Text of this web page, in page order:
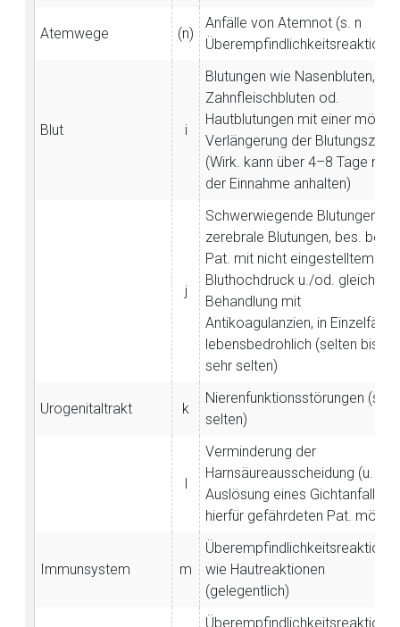
Atemwege (n)
Anfälle von Atemnot (s. n
Blut i
Blutungen wie Nasenbluten,
Zahnfleischbluten od.
Hautblutungen mit einer mögl.
Verlängerung der Blutungszeit
(Wirk. kann über 4–8 Tage
der Einnahme anhalten)
j
Schwerwiegende Blutungen
zerebrale Blutungen, bes. bei
Pat. mit nicht eingestelltem
Bluthochdruck u./od. gleichz.
Behandlung mit
Antikoagulanzien, in Einzelfällen
lebensbedrohlich (selten bis
sehr selten)
Urogenitaltrakt k
Nierenfunktionsstörungen (sehr
selten)
l
Verminderung der
Harnsäureausscheidung (u. U.
Auslösung eines Gichtanfalls
hierfür gefährdeten Pat. mögl.)
Immunsystem m
wie Hautreaktionen
(gelegentlich)
Aufruf einer externen Seite
Der von Ihnen aufgerufene Link öffnet eine externe Web-
Seite. Für die Inhalte der externen Web-Seite ist deren
Betreiber verantwortlich. Ebenso gelten dort ggf. andere
Datenschutzbestimmungen.
Zurück zur rote-liste.de